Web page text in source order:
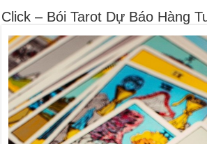
Click – Bói Tarot Dự Báo Hàng